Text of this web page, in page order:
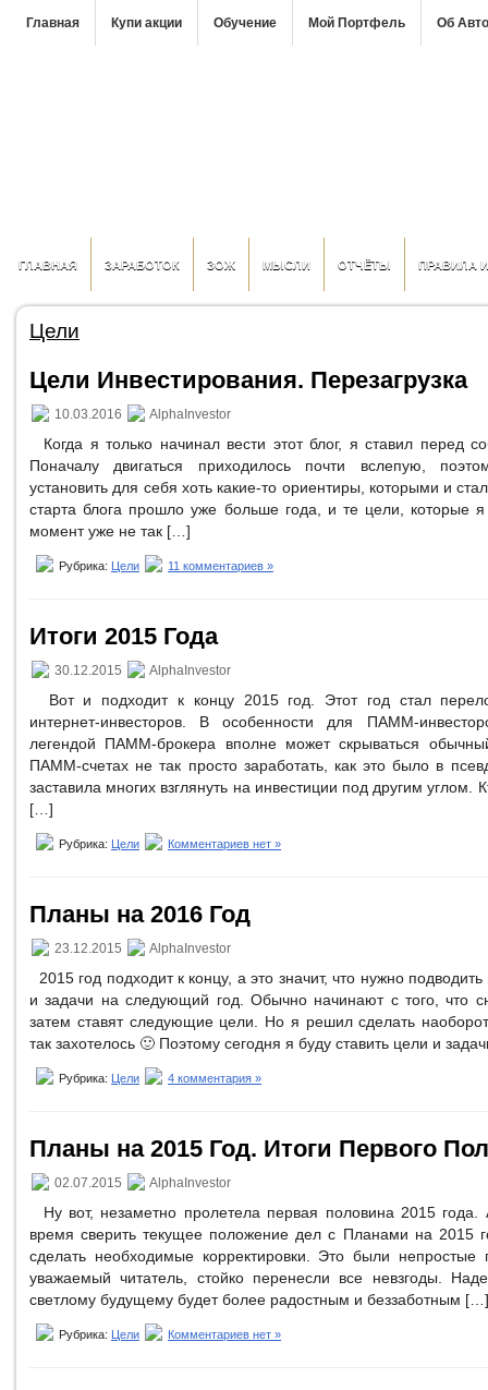
Главная Купи акции Обучение Мой Портфель Об
ГЛАВНАЯ ЗАРАБОТОК ЗОЖ МЫСЛИ ОТЧЁТЫ ПРАВИЛА
Цели
Цели Инвестирования. Перезагрузка
10.03.2016 AlphaInvestor
Когда я только начинал вести этот блог, я ставил перед
Поначалу двигаться приходилось почти вслепую,
установить для себя хоть какие-то ориентиры, которыми и
старта блога прошло уже больше года, и те цели, которые
момент уже не так […]
Рубрика: Цели 11 комментариев »
Итоги 2015 Года
30.12.2015 AlphaInvestor
Вот и подходит к концу 2015 год. Этот год стал
интернет-инвесторов. В особенности для ПАММ-
легендой ПАММ-брокера вполне может скрываться
ПАММ-счетах не так просто заработать, как это было в
заставила многих взглянуть на инвестиции под другим углом.
[…]
Рубрика: Цели Комментариев нет »
Планы на 2016 Год
23.12.2015 AlphaInvestor
2015 год подходит к концу, а это значит, что нужно подводить
и задачи на следующий год. Обычно начинают с того, что
затем ставят следующие цели. Но я решил сделать
так захотелось 🙂 Поэтому сегодня я буду ставить цели и
Рубрика: Цели 4 комментария »
Планы на 2015 Год. Итоги Первого
02.07.2015 AlphaInvestor
Ну вот, незаметно пролетела первая половина 2015 года.
время сверить текущее положение дел с Планами на 2015
сделать необходимые корректировки. Это были
уважаемый читатель, стойко перенесли все невзгоды.
светлому будущему будет более радостным и беззаботным […]
Рубрика: Цели Комментариев нет »